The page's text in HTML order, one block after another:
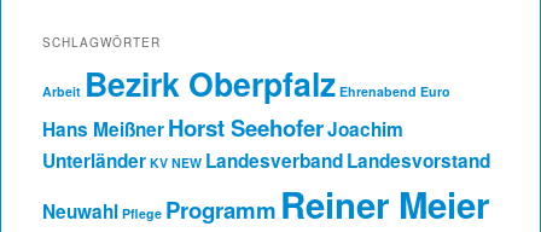
SCHLAGWÖRTER
Arbeit Bezirk Oberpfalz Ehrenabend Euro
Hans MeißnerHorst SeehoferJoachim
Unterländer KV NEW LandesverbandLandesvorstand
Neuwahl Pflege Programm Reiner Meier